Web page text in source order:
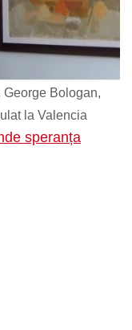
Bologan,
la Valencia
speranța